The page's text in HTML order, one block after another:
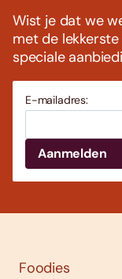
Wist je dat we
met de
speciale
E-mailadres:
Foodies